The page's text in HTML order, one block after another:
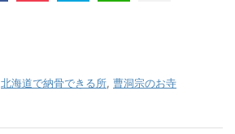
北海道で納骨できる所, 曹洞宗のお寺